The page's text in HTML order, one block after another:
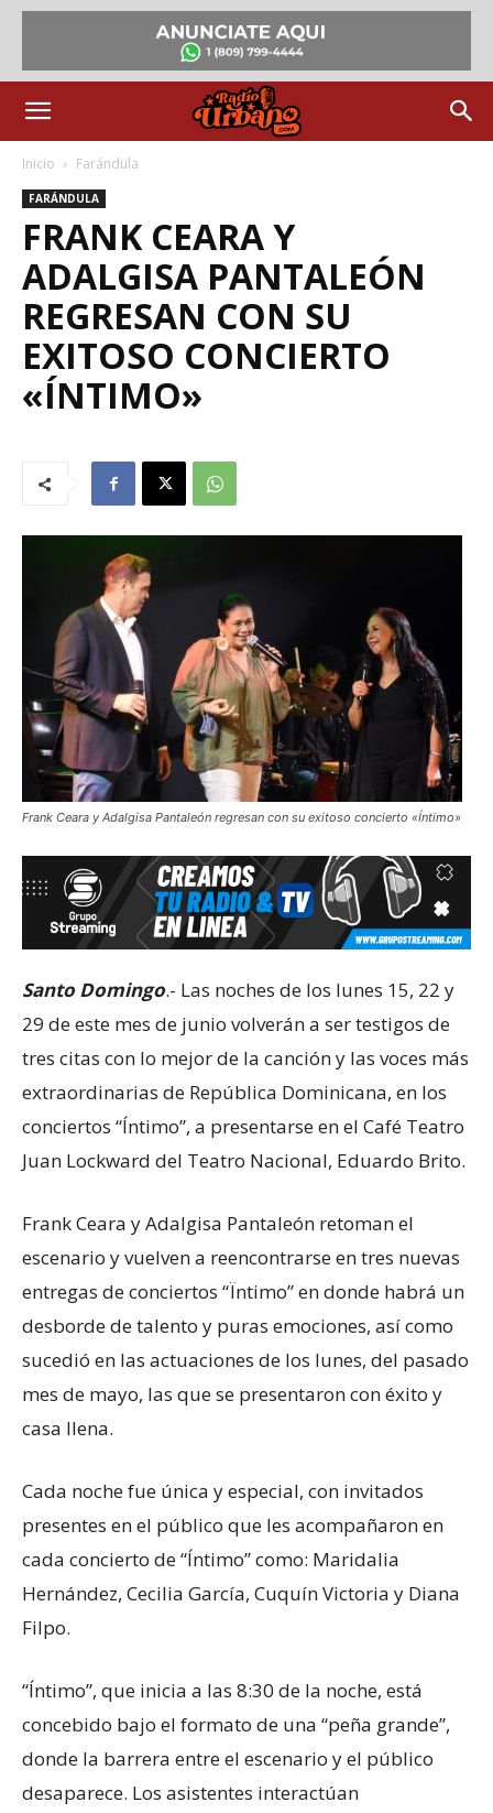
Inicio Farándula
FARÁNDULA
FRANK CEARA Y
ADALGISA PANTALEÓN
REGRESAN CON SU
EXITOSO CONCIERTO
«ÍNTIMO»
Frank Ceara y Adalgisa Pantaleón regresan con su exitoso concierto «Íntimo»
Santo Domingo.- Las noches de los lunes 15, 22 y
29 de este mes de junio volverán a ser testigos de
tres citas con lo mejor de la canción y las voces más
extraordinarias de República Dominicana, en los
conciertos “Íntimo”, a presentarse en el Café Teatro
Juan Lockward del Teatro Nacional, Eduardo Brito.
Frank Ceara y Adalgisa Pantaleón retoman el
escenario y vuelven a reencontrarse en tres nuevas
entregas de conciertos “Ïntimo” en donde habrá un
desborde de talento y puras emociones, así como
sucedió en las actuaciones de los lunes, del pasado
mes de mayo, las que se presentaron con éxito y
casa llena.
Cada noche fue única y especial, con invitados
presentes en el público que les acompañaron en
cada concierto de “Íntimo” como: Maridalia
Hernández, Cecilia García, Cuquín Victoria y Diana
Filpo.
“Íntimo”, que inicia a las 8:30 de la noche, está
concebido bajo el formato de una “peña grande”,
donde la barrera entre el escenario y el público
desaparece. Los asistentes interactúan